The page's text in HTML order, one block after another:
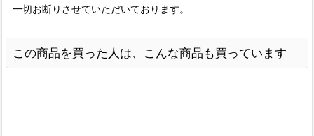
一切お断りさせていただいております。
この商品を買った人は、こんな商品も買っています